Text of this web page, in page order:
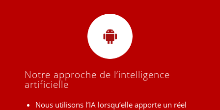
Notre approche de l’intelligence
artificielle
Nous utilisons l’IA lorsqu’elle apporte un réel